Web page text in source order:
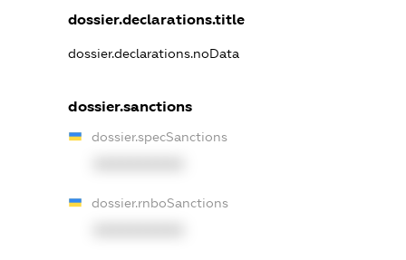
dossier.declarations.title
dossier.declarations.noData
dossier.sanctions
dossier.specSanctions
dossier.rnboSanctions